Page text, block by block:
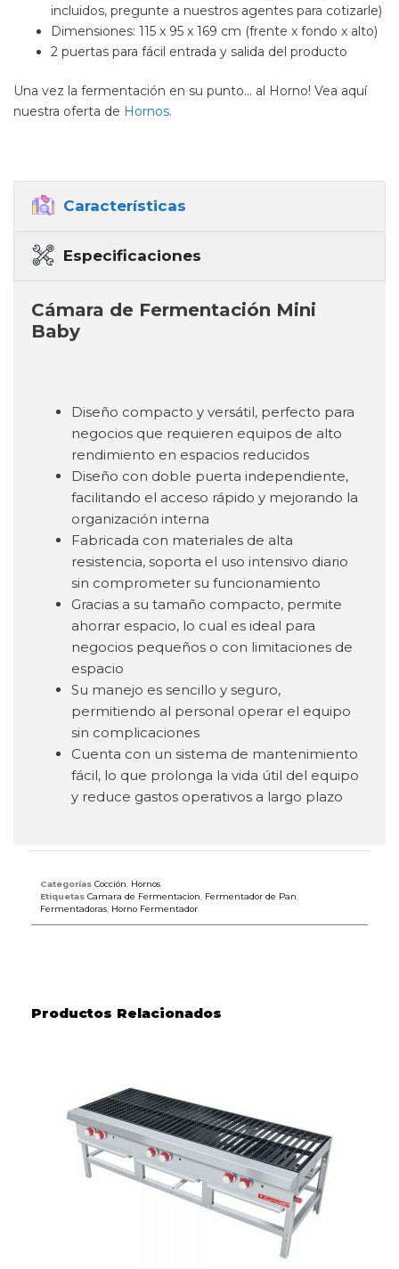
incluidos, pregunte a nuestros agentes para cotizarle)
Dimensiones: 115 x 95 x 169 cm (frente x fondo x alto)
2 puertas para fácil entrada y salida del producto
Una vez la fermentación en su punto… al Horno! Vea aquí
nuestra oferta de Hornos.
Características
Especificaciones
Cámara de Fermentación Mini
Baby
Diseño compacto y versátil, perfecto para
negocios que requieren equipos de alto
rendimiento en espacios reducidos
Diseño con doble puerta independiente,
facilitando el acceso rápido y mejorando la
organización interna
Fabricada con materiales de alta
resistencia, soporta el uso intensivo diario
sin comprometer su funcionamiento
Gracias a su tamaño compacto, permite
ahorrar espacio, lo cual es ideal para
negocios pequeños o con limitaciones de
espacio
Su manejo es sencillo y seguro,
permitiendo al personal operar el equipo
sin complicaciones
Cuenta con un sistema de mantenimiento
fácil, lo que prolonga la vida útil del equipo
y reduce gastos operativos a largo plazo
Categorías Cocción, Hornos
Etiquetas Camara de Fermentacion, Fermentador de Pan,
Fermentadoras, Horno Fermentador
Productos Relacionados